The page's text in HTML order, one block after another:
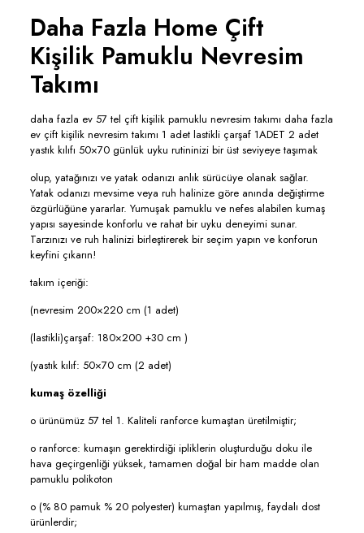
Daha Fazla Home Çift
Kişilik Pamuklu Nevresim
Takımı
daha fazla ev 57 tel çift kişilik pamuklu nevresim takımı daha fazla
ev çift kişilik nevresim takımı 1 adet lastikli çarşaf 1ADET 2 adet
yastık kılıfı 50×70 günlük uyku rutininizi bir üst seviyeye taşımak
olup, yatağınızı ve yatak odanızı anlık sürücüye olanak sağlar.
Yatak odanızı mevsime veya ruh halinize göre anında değiştirme
özgürlüğüne yararlar. Yumuşak pamuklu ve nefes alabilen kumaş
yapısı sayesinde konforlu ve rahat bir uyku deneyimi sunar.
Tarzınızı ve ruh halinizi birleştirerek bir seçim yapın ve konforun
keyfini çıkarın!
takım içeriği:
(nevresim 200×220 cm (1 adet)
(lastikli)çarşaf: 180×200 +30 cm )
(yastık kılıf: 50×70 cm (2 adet)
kumaş özelliği
o ürünümüz 57 tel 1. Kaliteli ranforce kumaştan üretilmiştir;
o ranforce: kumaşın gerektirdiği ipliklerin oluşturduğu doku ile
hava geçirgenliği yüksek, tamamen doğal bir ham madde olan
pamuklu polikoton
o (% 80 pamuk % 20 polyester) kumaştan yapılmış, faydalı dost
ürünlerdir;